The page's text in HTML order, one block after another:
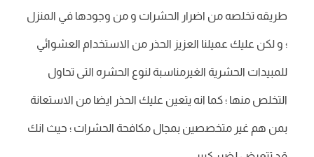
طريقه تخلصه من اضرار الحشرات و من وجودها في المنزل
؛ و لكن عليك عميلنا العزيز الحذر من الاستخدام العشوائي
للمبيدات الحشرية الغيرمناسبة لنوع الحشره التى تحاول
التخلص منها ؛ كما انه يتعين عليك الحذر ايضا من الاستعانة
بمن هم غير متخصصين بمجال مكافحة الحشرات ؛ حيث انك